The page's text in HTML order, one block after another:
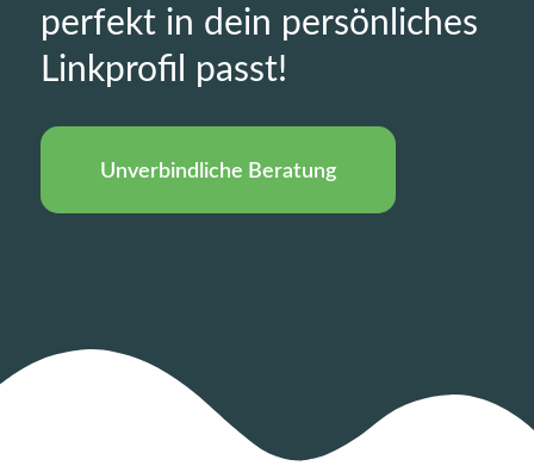
perfekt in dein persönliches
Linkprofil passt!
Unverbindliche Beratung